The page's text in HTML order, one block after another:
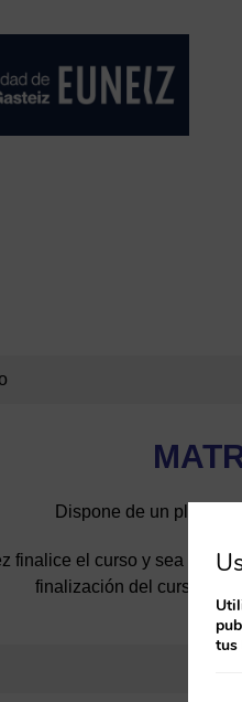
Dispone de un plazo
finalice el curso y sea
finalización del curso se
tus